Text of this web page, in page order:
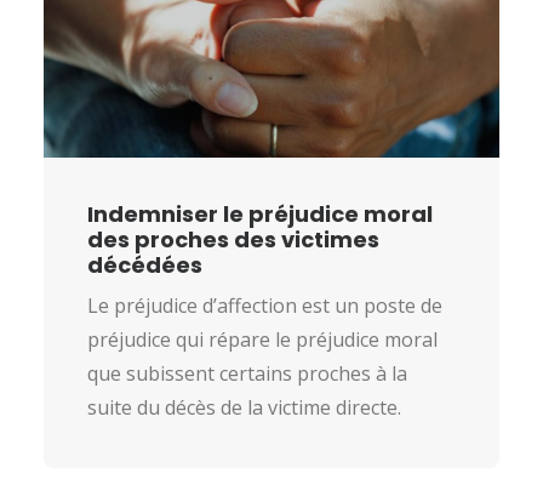
Indemniser le préjudice moral
des proches des victimes
décédées
Le préjudice d’affection est un poste de
préjudice qui répare le préjudice moral
que subissent certains proches à la
suite du décès de la victime directe.